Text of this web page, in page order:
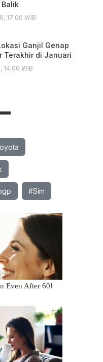
Balik
17:00 WIB
Ganjil Genap
Terakhir di Januari
14:00 WIB
#Sim